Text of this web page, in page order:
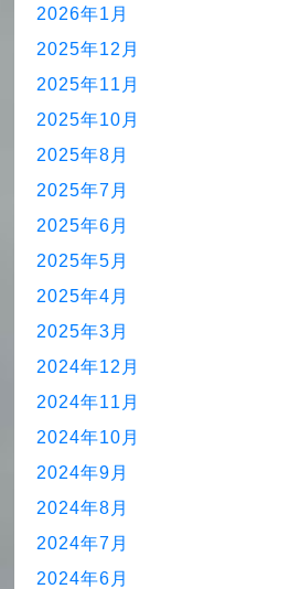
2026年1月
2025年12月
2025年11月
2025年10月
2025年8月
2025年7月
2025年6月
2025年5月
2025年4月
2025年3月
2024年12月
2024年11月
2024年10月
2024年9月
2024年8月
2024年7月
2024年6月